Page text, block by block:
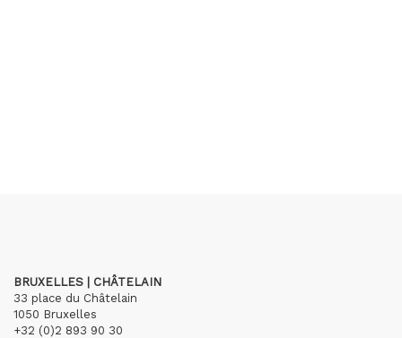
BRUXELLES | CHÂTELAIN
33 place du Châtelain
1050 Bruxelles
+32 (0)2 893 90 30